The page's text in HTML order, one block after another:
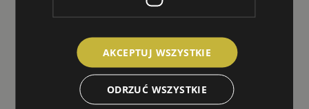
AKCEPTUJ WSZYSTKIE
ODRZUĆ WSZYSTKIE